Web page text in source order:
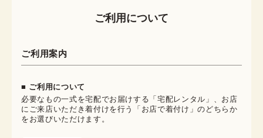
ご利用について
ご利用案内
■ ご利用について
必要なもの一式を宅配でお届けする「宅配レンタル」、お店
にご来店いただき着付けを行う「お店で着付け」のどちらか
をお選びいただけます。